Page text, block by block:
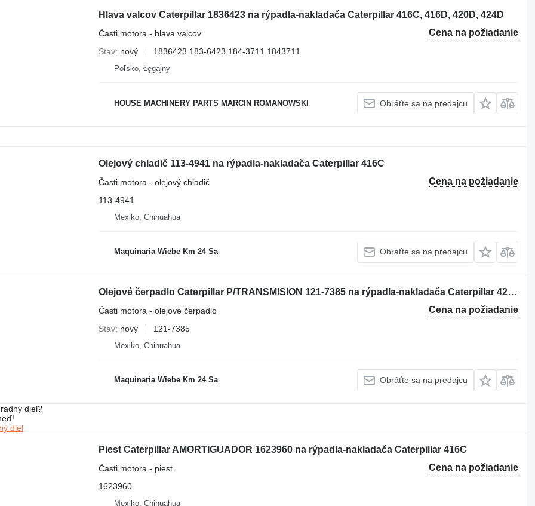
Hlava valcov Caterpillar 1836423 na rýpadla-nakladača Caterpillar 416C, 416D, 420D, 424D
Cena na požiadanie
Časti motora - hlava valcov
Stav nový 1836423 183-6423 184-3711 1843711
Poľsko, Łęgajny
HOUSE MACHINERY PARTS MARCIN ROMANOWSKI Obráťte sa na predajcu
Olejový chladič 113-4941 na rýpadla-nakladača Caterpillar 416C
Cena na požiadanie
Časti motora - olejový chladič
113-4941
Mexiko, Chihuahua
Maquinaria Wiebe Km 24 Sa Obráťte sa na predajcu
Olejové čerpadlo Caterpillar P/TRANSMISION 121-7385 na rýpadla-nakladača Caterpillar 420F,414E,420D,416C
Cena na požiadanie
Časti motora - olejové čerpadlo
Stav nový 121-7385
Mexiko, Chihuahua
Maquinaria Wiebe Km 24 Sa Obráťte sa na predajcu
diel?
diel
Piest Caterpillar AMORTIGUADOR 1623960 na rýpadla-nakladača Caterpillar 416C
Cena na požiadanie
Časti motora - piest
1623960
Mexiko, Chihuahua